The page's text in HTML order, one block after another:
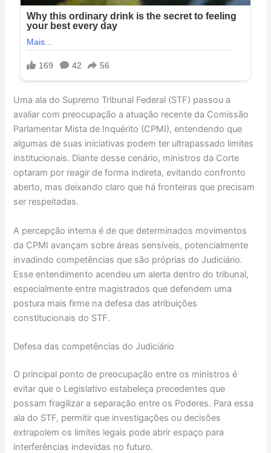
Uma ala do Supremo Tribunal Federal (STF) passou a
avaliar com preocupação a atuação recente da Comissão
Parlamentar Mista de Inquérito (CPMI), entendendo que
algumas de suas iniciativas podem ter ultrapassado limites
institucionais. Diante desse cenário, ministros da Corte
optaram por reagir de forma indireta, evitando confronto
aberto, mas deixando claro que há fronteiras que precisam
ser respeitadas.
A percepção interna é de que determinados movimentos
da CPMI avançam sobre áreas sensíveis, potencialmente
invadindo competências que são próprias do Judiciário.
Esse entendimento acendeu um alerta dentro do tribunal,
especialmente entre magistrados que defendem uma
postura mais firme na defesa das atribuições
constitucionais do STF.
Defesa das competências do Judiciário
O principal ponto de preocupação entre os ministros é
evitar que o Legislativo estabeleça precedentes que
possam fragilizar a separação entre os Poderes. Para essa
ala do STF, permitir que investigações ou decisões
extrapolem os limites legais pode abrir espaço para
interferências indevidas no futuro.